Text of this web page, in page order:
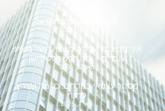
משלוח מאירופה לישראל
איך סביבת העבודה משפיעה על ביצועי
עובדים – ומה הקשר ללוקיישן
מאי 12, 2026
מסחר עצמאי במדדים: כל מה שצריך
לדעת
מאי 7, 2026